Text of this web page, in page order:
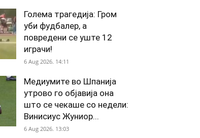
Голема трагедија: Гром
уби фудбалер, а
повредени се уште 12
играчи!
6 Aug 2026. 14:11
Медиумите во Шпанија
утрово го објавија она
што се чекаше со недели:
Винисиус Жуниор...
6 Aug 2026. 13:03